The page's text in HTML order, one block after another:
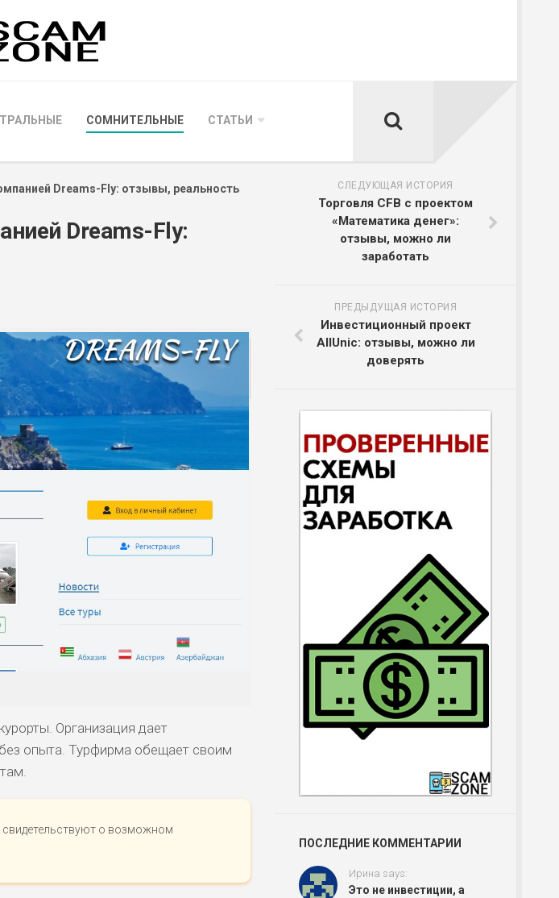
СОМНИТЕЛЬНЫЕ СТАТЬИ
Dreams-Fly: отзывы, реальность
Dreams-Fly:
Организация дает
опыта. Турфирма обещает своим
свидетельствуют о возможном
СЛЕДУЮЩАЯ ИСТОРИЯ
Торговля CFВ с проектом
«Математика денег»:
отзывы, можно ли
заработать
ПРЕДЫДУЩАЯ ИСТОРИЯ
Инвестиционный проект
AllUnic: отзывы, можно ли
доверять
ПОСЛЕДНИЕ КОММЕНТАРИИ
Ирина says:
Это не инвестиции, а